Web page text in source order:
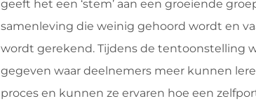
geeft het een ‘stem’ aan een groeiende
samenleving die weinig gehoord wordt en
wordt gerekend. Tijdens de tentoonstelling
gegeven waar deelnemers meer kunnen
proces en kunnen ze ervaren hoe een